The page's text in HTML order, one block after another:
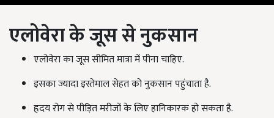
एलोवेरा के जूस से नुकसान
एलोवेरा का जूस सीमित मात्रा में पीना चाहिए.
इसका ज्यादा इस्तेमाल सेहत को नुकसान पहुंचाता है.
हृदय रोग से पीड़ित मरीजों के लिए हानिकारक हो सकता है.